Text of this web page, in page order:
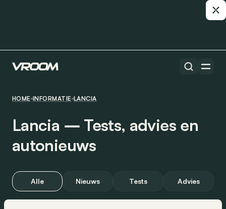
HOME INFORMATIE LANCIA
Lancia ― Tests, advies en
autonieuws
Alle Nieuws Tests Advies